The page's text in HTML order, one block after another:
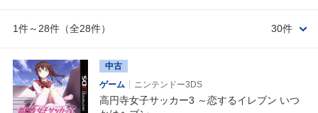
1件～28件（全28件） 30件
中古
ゲーム
ニンテンドー3DS
高円寺女子サッカー3 ～恋するイレブン いつ